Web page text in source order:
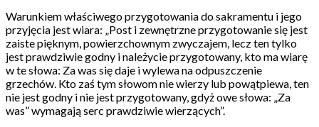
Warunkiem właściwego przygotowania do sakramentu i jego
przyjęcia jest wiara: „Post i zewnętrzne przygotowanie się jest
zaiste pięknym, powierzchownym zwyczajem, lecz ten tylko
jest prawdziwie godny i należycie przygotowany, kto ma wiarę
w te słowa: Za was się daje i wylewa na odpuszczenie
grzechów. Kto zaś tym słowom nie wierzy lub powątpiewa, ten
nie jest godny i nie jest przygotowany, gdyż owe słowa: „Za
was” wymagają serc prawdziwie wierzących”.